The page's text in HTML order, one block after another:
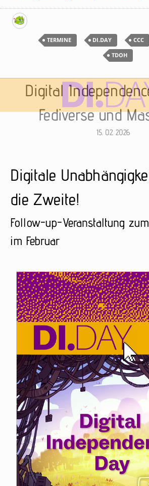
TERMINE DI.DAY CCC
TDOH
Digital
Fediverse und
15. 02. 2026
Digitale
die Zweite!
Follow-up-Veranstaltung zum
im Februar